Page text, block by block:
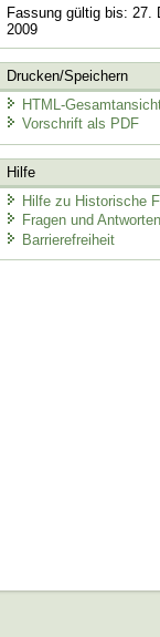
Fassung gültig bis: 27.
2009
Drucken/Speichern
HTML-
Vorschrift als PDF
Hilfe
Hilfe zu Historische
Fragen und Antworten
Barrierefreiheit